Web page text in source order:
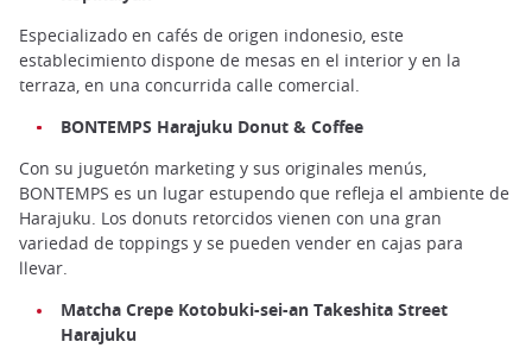
Especializado en cafés de origen indonesio, este
establecimiento dispone de mesas en el interior y en la
terraza, en una concurrida calle comercial.
BONTEMPS Harajuku Donut & Coffee
Con su juguetón marketing y sus originales menús,
BONTEMPS es un lugar estupendo que refleja el ambiente de
Harajuku. Los donuts retorcidos vienen con una gran
variedad de toppings y se pueden vender en cajas para
llevar.
Matcha Crepe Kotobuki-sei-an Takeshita Street
Harajuku